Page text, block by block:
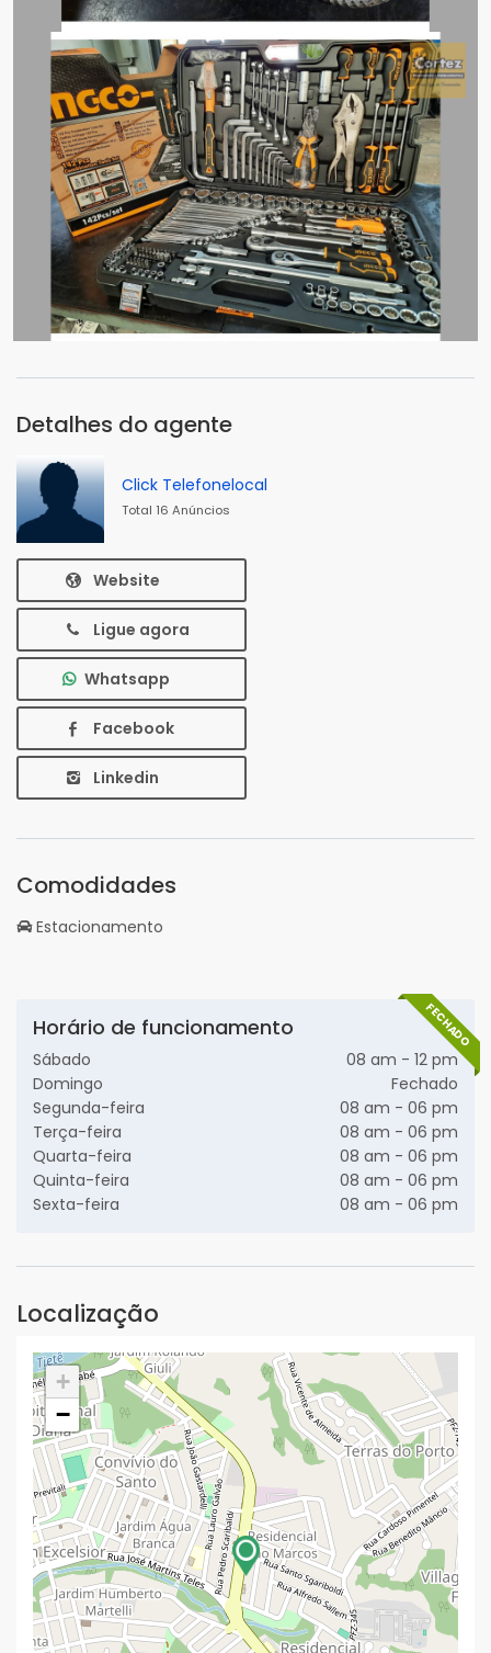
Detalhes do agente
Click Telefonelocal
Total 16 Anúncios
Website
Ligue agora
Whatsapp
Facebook
Linkedin
Comodidades
Estacionamento
FECHADO
Horário de funcionamento
Sábado
08 am - 12 pm
Domingo
Fechado
Segunda-feira
08 am - 06 pm
Terça-feira
08 am - 06 pm
Quarta-feira
08 am - 06 pm
Quinta-feira
08 am - 06 pm
Sexta-feira
08 am - 06 pm
Localização
+
−